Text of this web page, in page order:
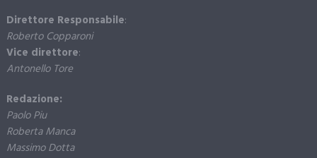
Direttore Responsabile:
Roberto Copparoni
Vice direttore:
Antonello Tore
Redazione:
Paolo Piu
Roberta Manca
Massimo Dotta